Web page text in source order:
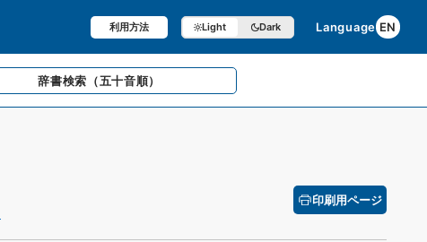
利用方法 Light Dark Language EN
辞書検索 （五十音順）
印刷用ページ